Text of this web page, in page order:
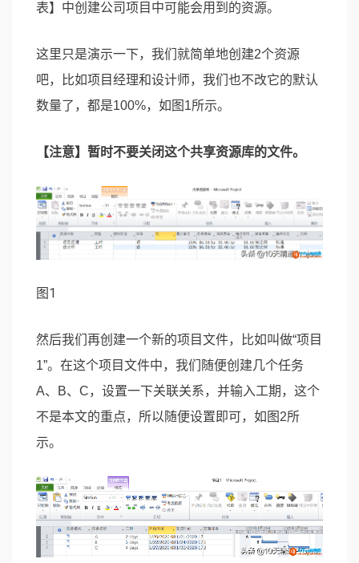
表】中创建公司项目中可能会用到的资源。
这里只是演示一下，我们就简单地创建2个资源
吧，比如项目经理和设计师，我们也不改它的默认
数量了，都是100%，如图1所示。
【注意】暂时不要关闭这个共享资源库的文件。
图1
然后我们再创建一个新的项目文件，比如叫做“项目
1”。在这个项目文件中，我们随便创建几个任务
A、B、C，设置一下关联关系，并输入工期，这个
不是本文的重点，所以随便设置即可，如图2所
示。